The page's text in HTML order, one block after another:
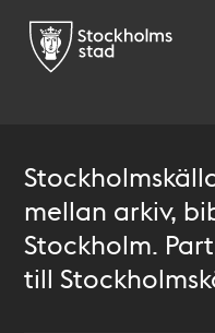
mellan arkiv,
Stockholm.
till